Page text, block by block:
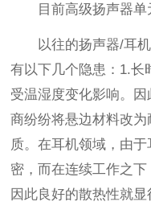
目前高级扬声器
以往的扬声器/耳
有以下几个隐患：1.长
受温湿度变化影响。
商纷纷将悬边材料改
质。在耳机领域，由
密，而在连续工作之
因此良好的散热性就